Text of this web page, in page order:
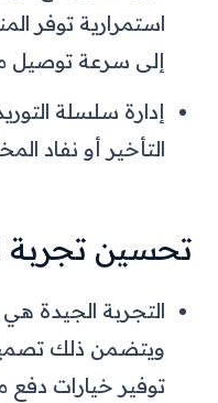
استمرارية توفر
إلى سرعة توصيل
إدارة سلسلة
التأخير أو نفاد
تحسين تجربة
التجربة الجيدة
ويتضمن ذلك
توفير خيارات دفع